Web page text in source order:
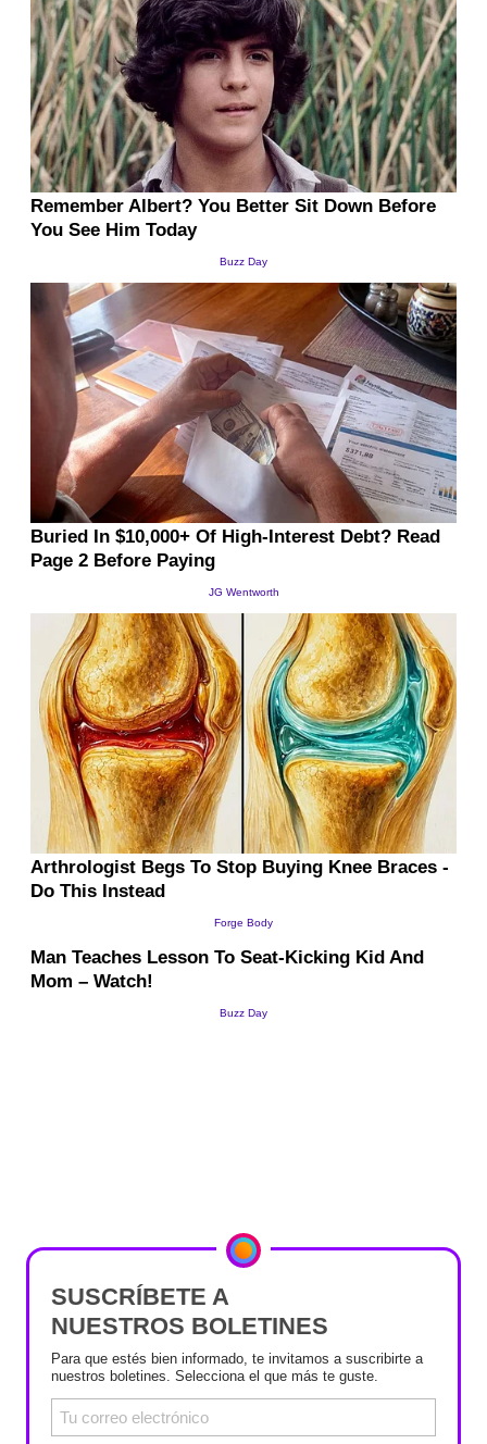
SUSCRÍBETE A
NUESTROS BOLETINES
Para que estés bien informado, te invitamos a suscribirte a
nuestros boletines. Selecciona el que más te guste.